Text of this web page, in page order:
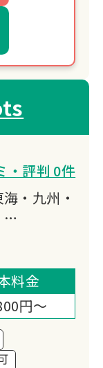
・評判 0件
・九州・
きないも
短当日対
料金
円～